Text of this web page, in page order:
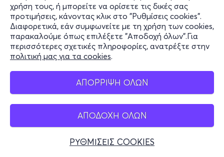
χρήση τους, ή μπορείτε να ορίσετε τις δικές σας
προτιμήσεις, κάνοντας κλικ στο "Ρυθμίσεις cookies".
Διαφορετικά, εάν συμφωνείτε με τη χρήση των cookies,
παρακαλούμε όπως επιλέξετε "Αποδοχή όλων".Για
περισσότερες σχετικές πληροφορίες, ανατρέξτε στην
πολιτική μας για τα cookies.
ΑΠΟΡΡΙΨΗ ΟΛΩΝ
ΑΠΟΔΟΧΗ ΟΛΩΝ
ΡΥΘΜΙΣΕΙΣ COOKIES